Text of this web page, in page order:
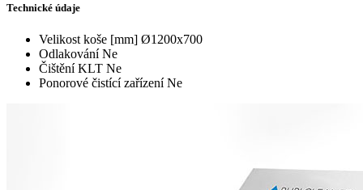
Technické údaje
Velikost koše [mm] Ø1200x700
Odlakování Ne
Čištění KLT Ne
Ponorové čistící zařízení Ne